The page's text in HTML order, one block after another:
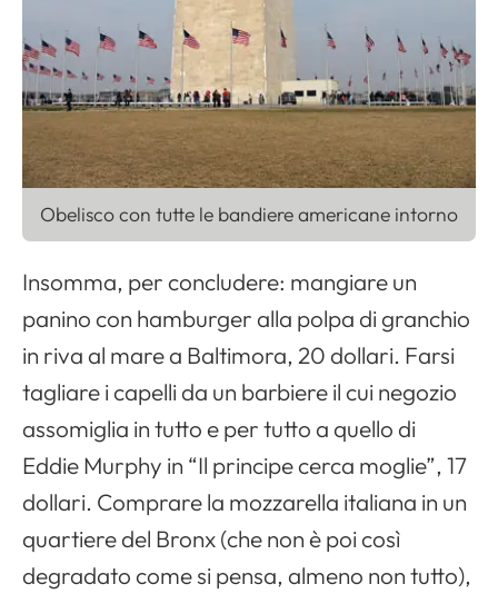
Obelisco con tutte le bandiere americane intorno
Insomma, per concludere: mangiare un
panino con hamburger alla polpa di granchio
in riva al mare a Baltimora, 20 dollari. Farsi
tagliare i capelli da un barbiere il cui negozio
assomiglia in tutto e per tutto a quello di
Eddie Murphy in “Il principe cerca moglie”, 17
dollari. Comprare la mozzarella italiana in un
quartiere del Bronx (che non è poi così
degradato come si pensa, almeno non tutto),
Apri il menu di navigazione